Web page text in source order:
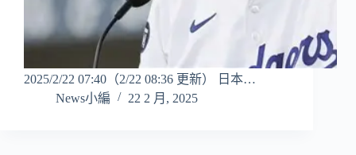
2025/2/22 07:40（2/22 08:36 更新） 日本…
News小編
22 2 月, 2025